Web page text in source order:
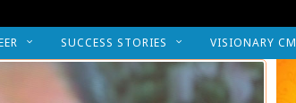
SUCCESS STORIES VISIONARY CM